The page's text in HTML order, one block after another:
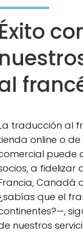
Éxito
traducción al
online o
puede
a
Canadá
que el
nuestros